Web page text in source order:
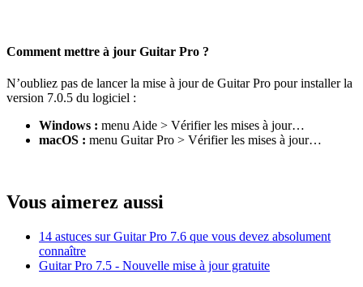
Comment mettre à jour Guitar Pro ?
N’oubliez pas de lancer la mise à jour de Guitar Pro pour installer la
version 7.0.5 du logiciel :
Windows : menu Aide > Vérifier les mises à jour…
macOS : menu Guitar Pro > Vérifier les mises à jour…
Vous aimerez aussi
14 astuces sur Guitar Pro 7.6 que vous devez absolument
connaître
Guitar Pro 7.5 - Nouvelle mise à jour gratuite